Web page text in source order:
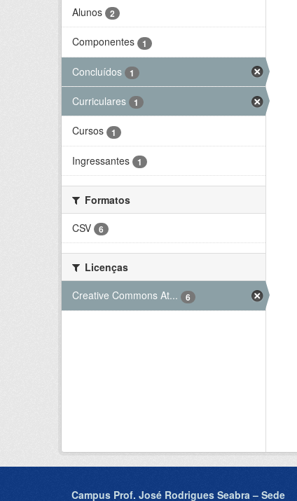
Alunos 2
Componentes 1
Concluídos 1
Curriculares 1
Cursos 1
Ingressantes 1
Formatos
CSV
6
Licenças
Creative Commons At...
6
Campus Prof. José Rodrigues Seabra – Sede